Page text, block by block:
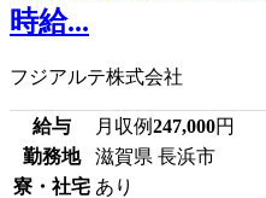
時給...
フジアルテ株式会社
給与 月収例247,000円
勤務地
滋賀県 長浜市
寮・社宅 あり